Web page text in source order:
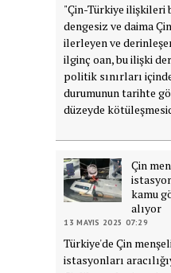
"Çin-Türkiye ilişkileri
dengesiz ve daima
ilerleyen ve
ilginç oan, bu ilişki
politik sınırları
durumunun tarihte
düzeyde
Çin
kamu
alıyor
13 MAYIS 2025 07:29
Türkiye'de Çin
istasyonları